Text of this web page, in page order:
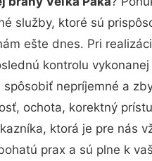
služby, ktoré sú
ešte dnes. Pri
kontrolu
nepríjemné a
ochota, korektný
ktorá je pre nás
prax a sú plne k